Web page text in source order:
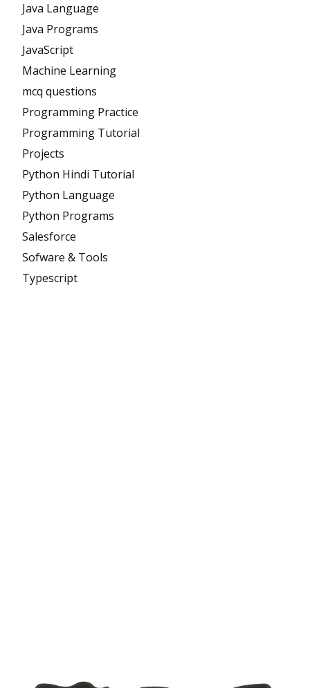
Java Language
Java Programs
JavaScript
Machine Learning
mcq questions
Programming Practice
Programming Tutorial
Projects
Python Hindi Tutorial
Python Language
Python Programs
Salesforce
Sofware & Tools
Typescript